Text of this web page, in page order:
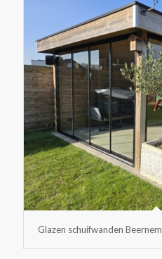
Glazen schuifwanden Beernem